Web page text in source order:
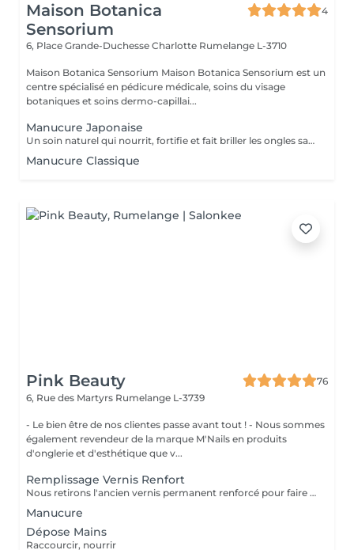
Maison Botanica
Sensorium
4
6, Place Grande-Duchesse Charlotte Rumelange L-3710
Maison Botanica Sensorium Maison Botanica Sensorium est un
centre spécialisé en pédicure médicale, soins du visage
botaniques et soins dermo-capillai...
Manucure Japonaise
Un soin naturel qui nourrit, fortifie et fait briller les ongles sans vernis. Grâce à une pâte enrichie en cire d'abeille, kératine et minéraux, suivie d'une poudre de perle protectrice, les ongles retrouvent force, éclat et un fini brillant naturel.
Manucure Classique
Pink Beauty
76
6, Rue des Martyrs Rumelange L-3739
- Le bien être de nos clientes passe avant tout ! - Nous sommes
également revendeur de la marque M'Nails en produits
d'onglerie et d'esthétique que v...
Remplissage Vernis Renfort
Nous retirons l'ancien vernis permanent renforcé pour faire le remplissage.
Manucure
Dépose Mains
Raccourcir, nourrir